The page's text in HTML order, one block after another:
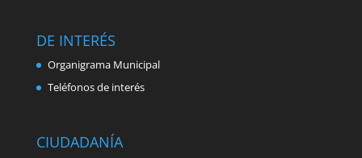
DE INTERÉS
Organigrama Municipal
Teléfonos de interés
CIUDADANÍA